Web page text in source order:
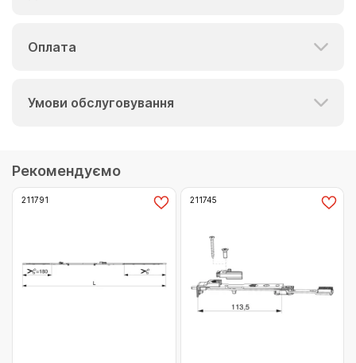
Оплата
Умови обслуговування
Рекомендуємо
211791 211745